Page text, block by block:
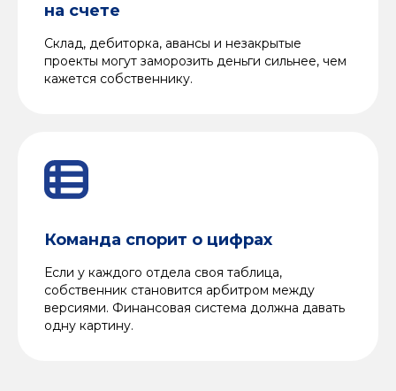
на счете
Склад, дебиторка, авансы и незакрытые
проекты могут заморозить деньги сильнее, чем
кажется собственнику.
Команда спорит о цифрах
Если у каждого отдела своя таблица,
собственник становится арбитром между
версиями. Финансовая система должна давать
одну картину.